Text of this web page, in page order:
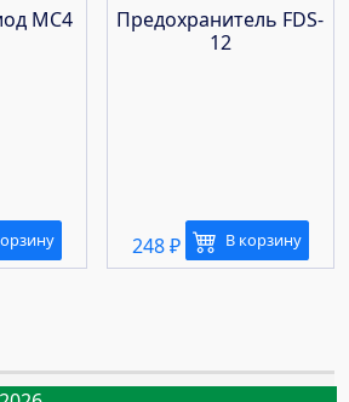
МС4
Предохранитель FDS-
12
248₽ В корзину